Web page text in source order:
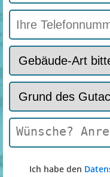
Ich habe den